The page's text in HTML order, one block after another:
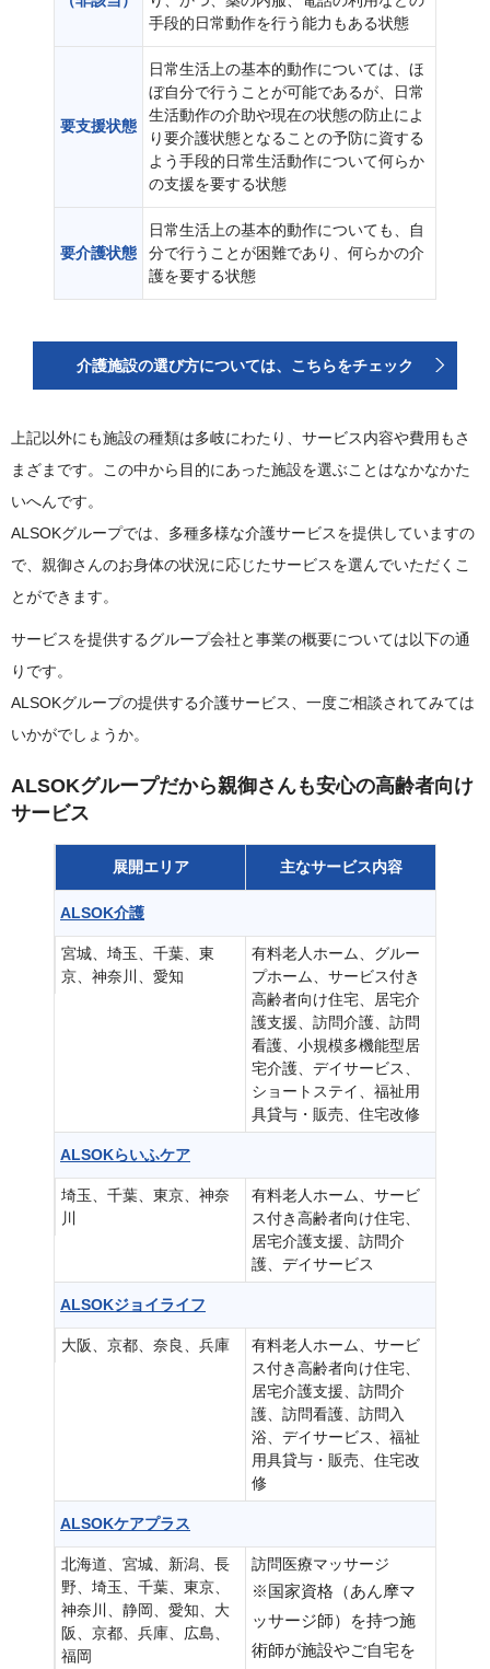
手段的日常動作を行う能力もある状態
要支援状態
日常生活上の基本的動作については、ほ
ぼ自分で行うことが可能であるが、日常
生活動作の介助や現在の状態の防止によ
り要介護状態となることの予防に資する
よう手段的日常生活動作について何らか
の支援を要する状態
要介護状態
日常生活上の基本的動作についても、自
分で行うことが困難であり、何らかの介
護を要する状態
介護施設の選び方については、こちらをチェック
上記以外にも施設の種類は多岐にわたり、サービス内容や費用もさ
まざまです。この中から目的にあった施設を選ぶことはなかなかた
いへんです。
ALSOKグループでは、多種多様な介護サービスを提供していますの
で、親御さんのお身体の状況に応じたサービスを選んでいただくこ
とができます。
サービスを提供するグループ会社と事業の概要については以下の通
りです。
ALSOKグループの提供する介護サービス、一度ご相談されてみては
いかがでしょうか。
ALSOKグループだから親御さんも安心の高齢者向け
サービス
展開エリア 主なサービス内容
ALSOK介護
宮城、埼玉、千葉、東
京、神奈川、愛知
有料老人ホーム、グルー
プホーム、サービス付き
高齢者向け住宅、居宅介
護支援、訪問介護、訪問
看護、小規模多機能型居
宅介護、デイサービス、
ショートステイ、福祉用
具貸与・販売、住宅改修
ALSOKらいふケア
埼玉、千葉、東京、神奈
川
有料老人ホーム、サービ
ス付き高齢者向け住宅、
居宅介護支援、訪問介
護、デイサービス
ALSOKジョイライフ
大阪、京都、奈良、兵庫
有料老人ホーム、サービ
ス付き高齢者向け住宅、
居宅介護支援、訪問介
護、訪問看護、訪問入
浴、デイサービス、福祉
用具貸与・販売、住宅改
修
ALSOKケアプラス
北海道、宮城、新潟、長
野、埼玉、千葉、東京、
神奈川、静岡、愛知、大
阪、京都、兵庫、広島、
福岡
訪問医療マッサージ
※国家資格（あん摩マ
ッサージ師）を持つ施
術師が施設やご自宅を